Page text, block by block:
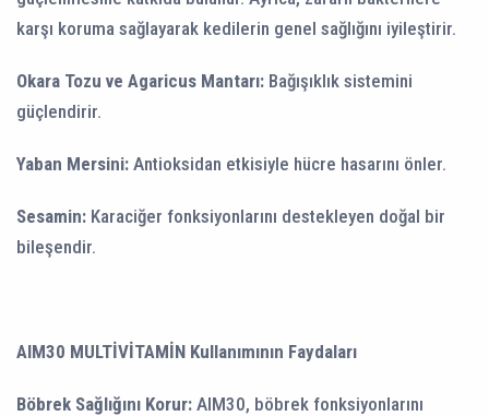
karşı koruma sağlayarak kedilerin genel sağlığını iyileştirir.
Okara Tozu ve Agaricus Mantarı: Bağışıklık sistemini
güçlendirir.
Yaban Mersini: Antioksidan etkisiyle hücre hasarını önler.
Sesamin: Karaciğer fonksiyonlarını destekleyen doğal bir
bileşendir.
AIM30 MULTİVİTAMİN Kullanımının Faydaları
Böbrek Sağlığını Korur: AIM30, böbrek fonksiyonlarını